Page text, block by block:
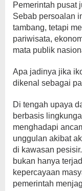
Pemerintah pusat
Sebab persoalan
tambang, tetapi
pariwisata,
mata publik
Apa jadinya jika
dikenal sebagai
Di tengah upaya
berbasis
menghadapi
unggulan akibat
di kawasan
bukan hanya
kepercayaan
pemerintah